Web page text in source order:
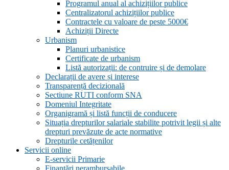
Programul anual al achizițiilor publice
Centralizatorul achizițiilor publice
Contractele cu valoare de peste 5000€
Achiziții Directe
Urbanism
Planuri urbanistice
Certificate de urbanism
Listă autorizații: de contruire și de demolare
Declarații de avere și interese
Transparență decizională
Sectiune RUTI conform SNA
Domeniul Integritate
Organigramă și listă funcții de conducere
Situația drepturilor salariale stabilite potrivit legii și alte
drepturi prevăzute de acte normative
Drepturile cetățenilor
Servicii online
E-servicii Primarie
Finanțări nerambursabile